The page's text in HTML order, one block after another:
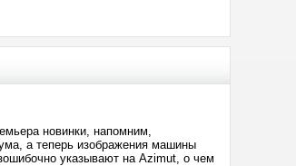
новинки, напомним,
а теперь изображения машины
указывают на Azimut, о чем